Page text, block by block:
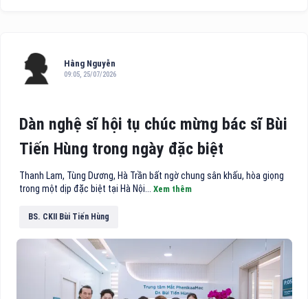
Hằng Nguyễn
09:05, 25/07/2026
Dàn nghệ sĩ hội tụ chúc mừng bác sĩ Bùi
Tiến Hùng trong ngày đặc biệt
Thanh Lam, Tùng Dương, Hà Trần bất ngờ chung sân khấu, hòa giọng
trong một dịp đặc biệt tại Hà Nội... Xem thêm
BS. CKII Bùi Tiến Hùng